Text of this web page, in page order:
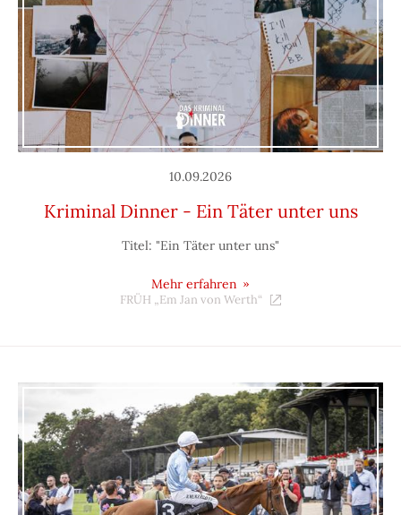
10.09.2026
Kriminal Dinner - Ein Täter unter uns
Titel: "Ein Täter unter uns"
Mehr erfahren
FRÜH „Em Jan von Werth“